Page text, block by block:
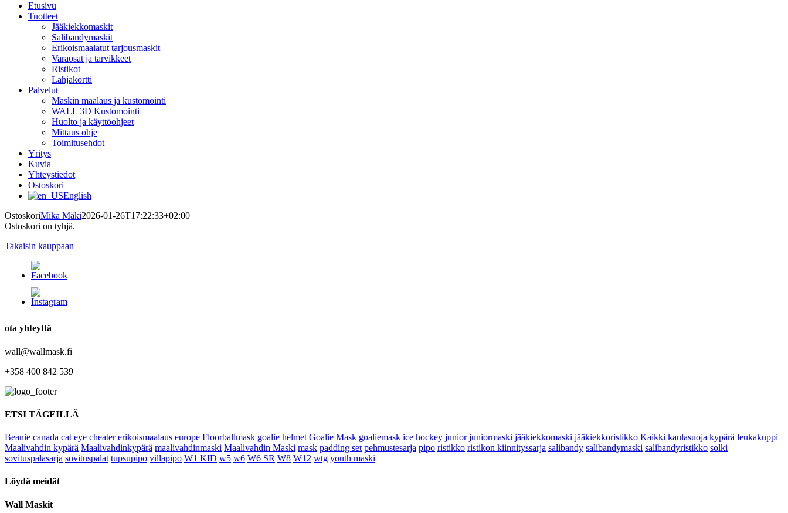
Etusivu
Tuotteet
Jääkiekkomaskit
Salibandymaskit
Erikoismaalatut tarjousmaskit
Varaosat ja tarvikkeet
Ristikot
Lahjakortti
Palvelut
Maskin maalaus ja kustomointi
WALL 3D Kustomointi
Huolto ja käyttöohjeet
Mittaus ohje
Toimitusehdot
Yritys
Kuvia
Yhteystiedot
Ostoskori
English
OstoskoriMika Mäki2026-01-26T17:22:33+02:00
Ostoskori on tyhjä.
Takaisin kauppaan
ota yhteyttä
wall@wallmask.fi
+358 400 842 539
ETSI TÄGEILLÄ
Beanie canada cat eye cheater erikoismaalaus europe Floorballmask goalie helmet Goalie Mask goaliemask ice hockey junior juniormaski jääkiekkomaski jääkiekkoristikko Kaikki kaulasuoja kypärä leukakuppi
Maalivahdin kypärä Maalivahdinkypärä maalivahdinmaski Maalivahdin Maski mask padding set pehmustesarja pipo ristikko ristikon kiinnityssarja salibandy salibandymaski salibandyristikko solki
sovituspalasarja sovituspalat tupsupipo villapipo W1 KID w5 w6 W6 SR W8 W12 wtg youth maski
Löydä meidät
Wall Maskit